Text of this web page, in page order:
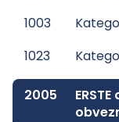
1003
1023
2005